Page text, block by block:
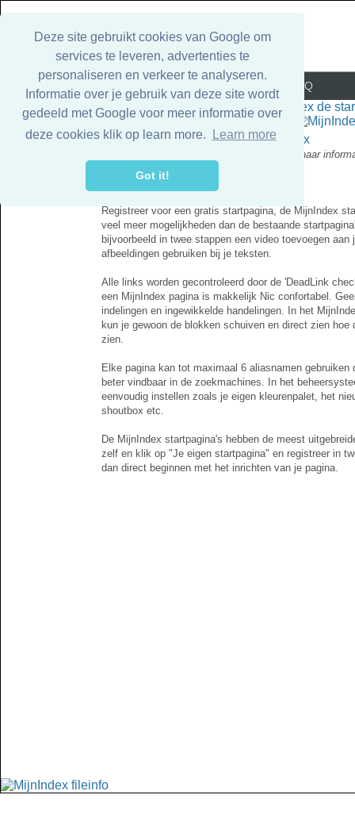
Deze site gebruikt cookies van Google om
services te leveren, advertenties te
personaliseren en verkeer te analyseren.
Informatie over je gebruik van deze site wordt
gedeeld met Google voor meer informatie over
deze cookies klik op learn more.
Learn more
Got it!
Alle dochter pagina's Voorwaarden FAQ
'de snelste weg naar
Mijnindex de luxe startpagina
Registreer voor een gratis startpagina, de MijnIndex
veel meer mogelijkheden dan de bestaande
bijvoorbeeld in twee stappen een video toevoegen aan
afbeeldingen gebruiken bij je teksten.
Alle links worden gecontroleerd door de 'DeadLink
een MijnIndex pagina is makkelijk Nic confortabel.
indelingen en ingewikkelde handelingen. In het
kun je gewoon de blokken schuiven en direct zien hoe
zien.
Elke pagina kan tot maximaal 6 aliasnamen gebruiken
beter vindbaar in de zoekmachines. In het
eenvoudig instellen zoals je eigen kleurenpalet, het
shoutbox etc.
De MijnIndex startpagina's hebben de meest
zelf en klik op "Je eigen startpagina" en registreer in
dan direct beginnen met het inrichten van je pagina.
Steeds bredere